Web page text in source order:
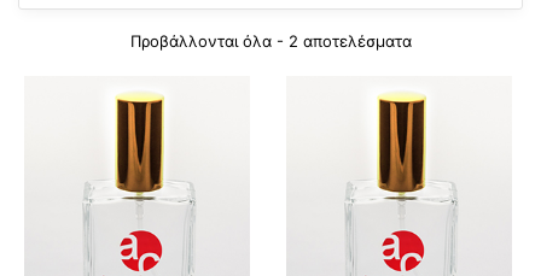
Προβάλλονται όλα - 2 αποτελέσματαSorted
popularity